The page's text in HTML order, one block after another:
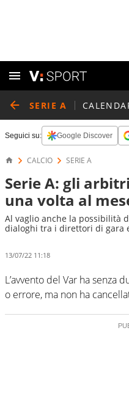
SERIE A
Seguici su: Google Discover
CALCIO SERIE A
Serie A: gli
una volta al
Al vaglio anche la possibilità
dialoghi tra i direttori di gara
13/07/22 11:18
L’avvento del Var ha
o errore, ma non ha